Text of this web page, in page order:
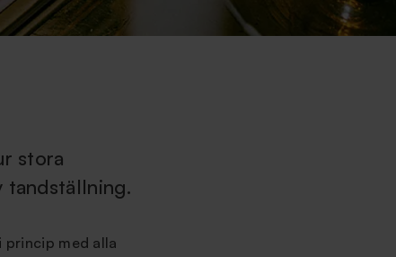
stora
tandställning.
med alla